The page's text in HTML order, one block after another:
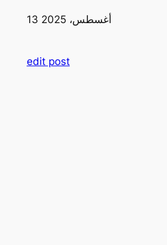
13 أغسطس، 2025
edit post